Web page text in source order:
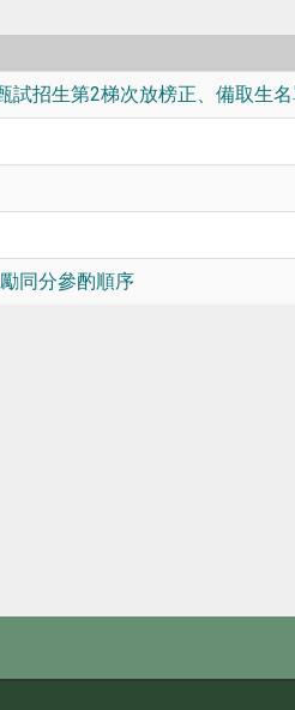
試招生第2梯次放榜正、備取生
同分參酌順序